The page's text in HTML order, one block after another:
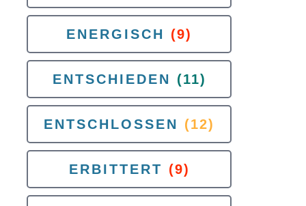
ENERGISCH (9)
ENTSCHIEDEN (11)
ENTSCHLOSSEN (12)
ERBITTERT (9)